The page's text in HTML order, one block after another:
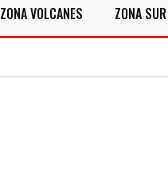
ZONA VOLCANES ZONA SUR